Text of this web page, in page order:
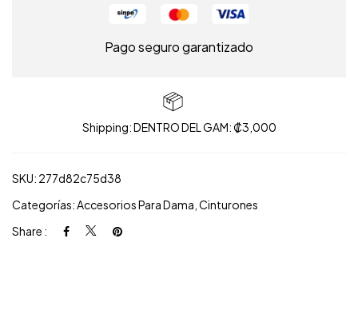
Pago seguro garantizado
Shipping: DENTRO DEL GAM: ₡3,000
SKU: 277d82c75d38
Categorías:Accesorios Para Dama Cinturones
Share :